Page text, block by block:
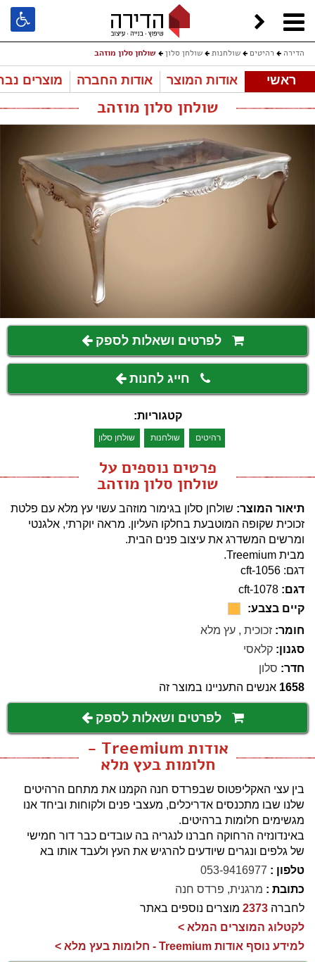
הדירה רהיטים שולחנות שולחן סלון שולחן סלון מוזהב
ראשי אודות המוצר אודות החברה מוצרים
שולחן סלון מוזהב
לפרטים ושאלות לספק
חייג לחנות
קטגוריות:
רהיטים שולחנות שולחן סלון
פרטים נוספים על
שולחן סלון מוזהב
תיאור המוצר: שולחן סלון בגימור מוזהב עשוי עץ מלא עם פלטת
זכוכית שקופה המוטבעת בחלקו העליון. מראה יוקרתי, אלגנטי
ומרשים המשדרג את עיצוב פנים הבית.
מבית Treemium.
דגם: cft-1056
דגם: cft-1078
קיים בצבע:
חומר: זכוכית , עץ מלא
סגנון: קלאסי
חדר: סלון
1658 אנשים התעניינו במוצר זה
לפרטים ושאלות לספק
אודות Treemium -
חלומות בעץ מלא
בין עצי האקליפטוס שבפרדס חנה הקמנו את מתחם הרהיטים
שלנו שבו מתכנסים אדריכלים, מעצבי פנים ולקוחות וביחד אנו
מגשימים חלומות ברהיטים.
באינדונזיה הרחוקה חברנו לנגריה בה עובדים כבר דור חמישי
של גלפים ונגרים שיודעים להרגיש את העץ ולעבד אותו בא
טלפון : 053-9416977
כתובת : מרגנית, פרדס חנה
לחברה 2373 מוצרים נוספים באתר
לקטלוג המוצרים המלא >
למידע נוסף אודות Treemium - חלומות בעץ מלא >